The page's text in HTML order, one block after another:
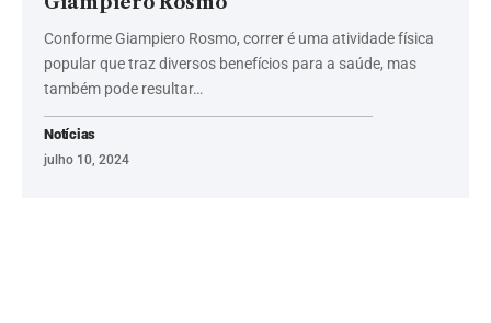
Conforme Giampiero Rosmo, correr é uma atividade física
popular que traz diversos benefícios para a saúde, mas
também pode resultar…
Notícias
julho 10, 2024